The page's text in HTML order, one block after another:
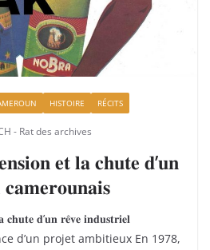
HISTOIRE RÉCITS
- Rat des archives
𝐞𝐭 𝐥𝐚 𝐜𝐡𝐮𝐭𝐞 𝐝’𝐮𝐧
𝐜𝐚𝐦𝐞𝐫𝐨𝐮𝐧𝐚𝐢𝐬
𝐝’𝐮𝐧 𝐫𝐞̂𝐯𝐞 𝐢𝐧𝐝𝐮𝐬𝐭𝐫𝐢𝐞𝐥
d’un projet ambitieux En 1978,